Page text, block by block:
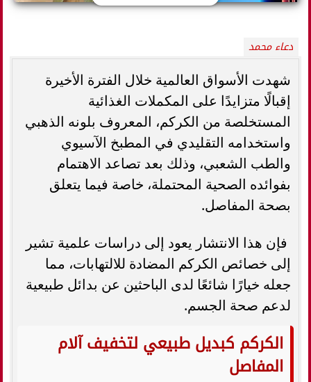
دعاء محمد
شهدت الأسواق العالمية خلال الفترة الأخيرة
إقبالًا متزايدًا على المكملات الغذائية
المستخلصة من الكركم، المعروف بلونه الذهبي
واستخدامه التقليدي في المطبخ الآسيوي
والطب الشعبي، وذلك بعد تصاعد الاهتمام
بفوائده الصحية المحتملة، خاصة فيما يتعلق
بصحة المفاصل.
فإن هذا الانتشار يعود إلى دراسات علمية تشير
إلى خصائص الكركم المضادة للالتهابات، مما
جعله خيارًا شائعًا لدى الباحثين عن بدائل طبيعية
لدعم صحة الجسم.
الكركم كبديل طبيعي لتخفيف آلام
المفاصل